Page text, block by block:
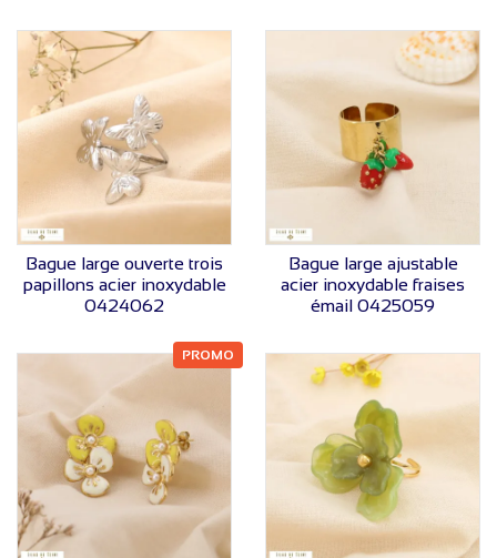
VOIR LE PRIX
Bague large ouverte trois
papillons acier inoxydable
0424062
VOIR LE PRIX
Bague large ajustable
acier inoxydable fraises
émail 0425059
PROMO